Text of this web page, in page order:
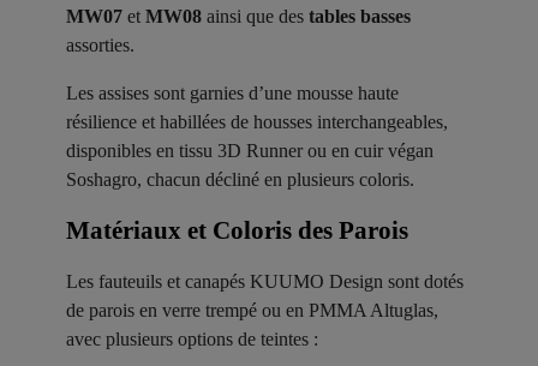
MW07 et MW08 ainsi que des tables basses
assorties.
Les assises sont garnies d’une mousse haute
résilience et habillées de housses interchangeables,
disponibles en tissu 3D Runner ou en cuir végan
Soshagro, chacun décliné en plusieurs coloris.
Matériaux et Coloris des Parois ​
Les fauteuils et canapés KUUMO Design sont dotés
de parois en verre trempé ou en PMMA Altuglas,
avec plusieurs options de teintes :